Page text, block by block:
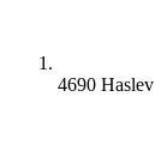
4690 Haslev